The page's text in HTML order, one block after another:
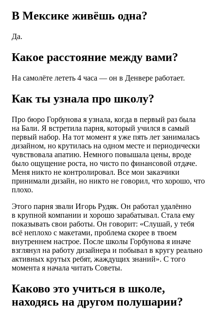
В Мексике живёшь одна?
Да.
Какое расстояние между вами?
На самолёте лететь 4 часа — он в Денвере работает.
Как ты узнала про школу?
Про бюро Горбунова я узнала, когда в первый раз была
на Бали. Я встретила парня, который учился в самый
первый набор. На тот момент я уже пять лет занималась
дизайном, но крутилась на одном месте и периодически
чувствовала апатию. Немного повышала цены, вроде
было ощущение роста, но чисто по финансовой отдаче.
Меня никто не контролировал. Все мои заказчики
принимали дизайн, но никто не говорил, что хорошо, что
плохо.
Этого парня звали Игорь Рудяк. Он работал удалённо
в крупной компании и хорошо зарабатывал. Стала ему
показывать свои работы. Он говорит: «Слушай, у тебя
всё неплохо с макетами, проблема скорее в твоем
внутреннем настрое. После школы Горбунова я иначе
взглянул на работу дизайнера и побывал в кругу реально
активных крутых ребят, жаждущих знаний». С того
момента я начала читать Советы.
Каково это учиться в школе,
находясь на другом полушарии?